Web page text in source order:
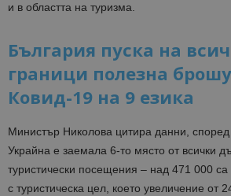
и в областта на туризма.
България пуска на
граници полезна
Ковид-19 на 9 езика
Министър Николова цитира данни, според
Украйна е заемала 6-то място от всички
туристически посещения – над 471 000 са
с туристическа цел, което увеличение от